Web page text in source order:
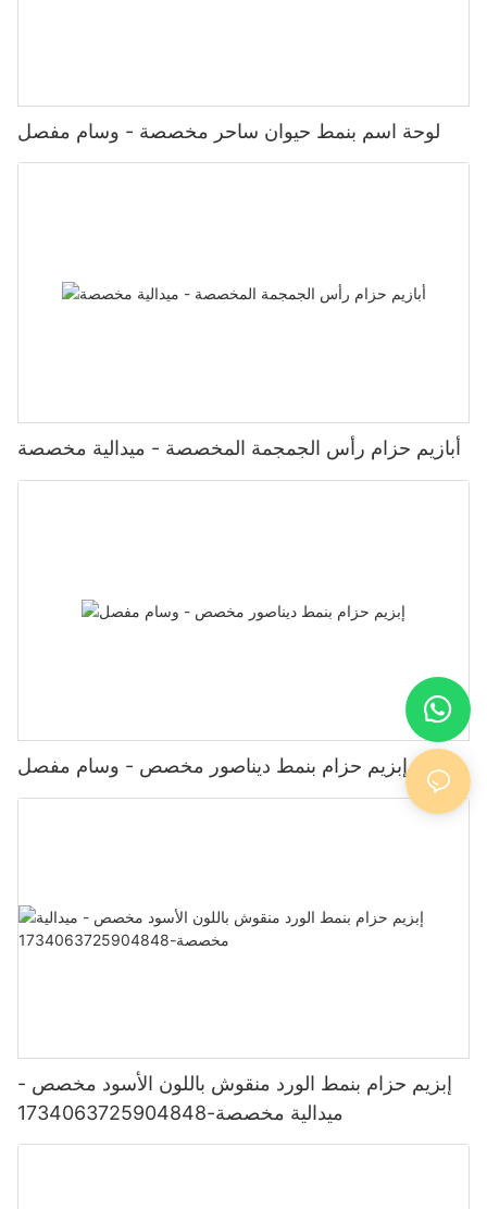
لوحة اسم بنمط حيوان ساحر مخصصة - وسام مفصل
أبازيم حزام رأس الجمجمة المخصصة - ميدالية مخصصة
إبزيم حزام بنمط ديناصور مخصص - وسام مفصل
إبزيم حزام بنمط الورد منقوش باللون الأسود مخصص -
ميدالية مخصصة-1734063725904848